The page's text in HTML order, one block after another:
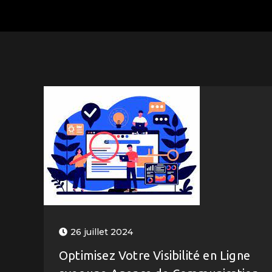
26 juillet 2024
Optimisez Votre Visibilité en Ligne